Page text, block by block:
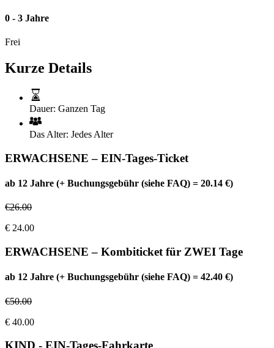
0 - 3 Jahre
Frei
Kurze Details
Dauer: Ganzen Tag
Das Alter: Jedes Alter
ERWACHSENE – EIN-Tages-Ticket
ab 12 Jahre (+ Buchungsgebühr (siehe FAQ) = 20.14 €)
€26.00
€ 24.00
ERWACHSENE – Kombiticket für ZWEI Tage
ab 12 Jahre (+ Buchungsgebühr (siehe FAQ) = 42.40 €)
€50.00
€ 40.00